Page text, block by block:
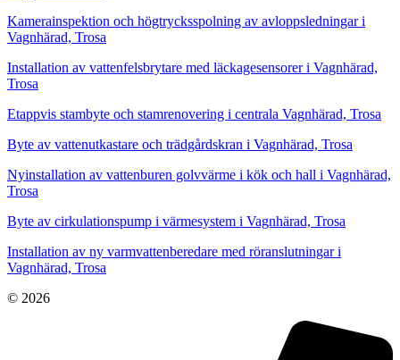
Kamerainspektion och högtrycksspolning av avloppsledningar i
Vagnhärad, Trosa
Installation av vattenfelsbrytare med läckagesensorer i Vagnhärad,
Trosa
Etappvis stambyte och stamrenovering i centrala Vagnhärad, Trosa
Byte av vattenutkastare och trädgårdskran i Vagnhärad, Trosa
Nyinstallation av vattenburen golvvärme i kök och hall i Vagnhärad,
Trosa
Byte av cirkulationspump i värmesystem i Vagnhärad, Trosa
Installation av ny varmvattenberedare med röranslutningar i
Vagnhärad, Trosa
© 2026